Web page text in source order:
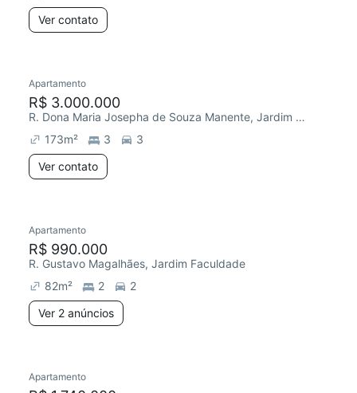
Ver contato
Redecorar
Apartamento
R$ 3.000.000
R. Dona Maria Josepha de Souza Manente, Jardim Faculdade
173m² 3
3
Ver contato
Apartamento
R$ 990.000
R. Gustavo Magalhães, Jardim Faculdade
82m² 2
2
Ver 2 anúncios
Apartamento